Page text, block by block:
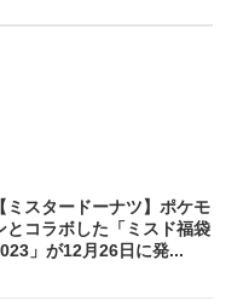
【ミスタードーナツ】ポケモ
とコラボした「ミスド福袋
」が12月26日に発...